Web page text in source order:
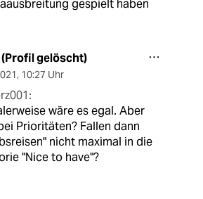
gespielt haben
(Profil gelöscht)
, 10:27 Uhr
wäre es egal. Aber
Prioritäten? Fallen dann
nicht maximal in die
"Nice to have"?